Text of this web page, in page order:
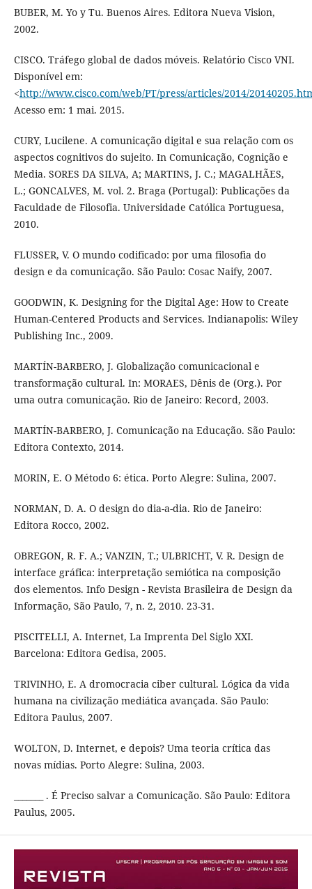
BUBER, M. Yo y Tu. Buenos Aires. Editora Nueva Vision,
2002.
CISCO. Tráfego global de dados móveis. Relatório Cisco VNI.
Disponível em:
<http://www.cisco.com/web/PT/press/articles/2014/
Acesso em: 1 mai. 2015.
CURY, Lucilene. A comunicação digital e sua relação com os
aspectos cognitivos do sujeito. In Comunicação, Cognição e
Media. SORES DA SILVA, A; MARTINS, J. C.; MAGALHÃES,
L.; GONCALVES, M. vol. 2. Braga (Portugal): Publicações da
Faculdade de Filosofia. Universidade Católica Portuguesa,
2010.
FLUSSER, V. O mundo codificado: por uma filosofia do
design e da comunicação. São Paulo: Cosac Naify, 2007.
GOODWIN, K. Designing for the Digital Age: How to Create
Human-Centered Products and Services. Indianapolis: Wiley
Publishing Inc., 2009.
MARTÍN-BARBERO, J. Globalização comunicacional e
transformação cultural. In: MORAES, Dênis de (Org.). Por
uma outra comunicação. Rio de Janeiro: Record, 2003.
MARTÍN-BARBERO, J. Comunicação na Educação. São Paulo:
Editora Contexto, 2014.
MORIN, E. O Método 6: ética. Porto Alegre: Sulina, 2007.
NORMAN, D. A. O design do dia-a-dia. Rio de Janeiro:
Editora Rocco, 2002.
OBREGON, R. F. A.; VANZIN, T.; ULBRICHT, V. R. Design de
interface gráfica: interpretação semiótica na composição
dos elementos. Info Design - Revista Brasileira de Design da
Informação, São Paulo, 7, n. 2, 2010. 23-31.
PISCITELLI, A. Internet, La Imprenta Del Siglo XXI.
Barcelona: Editora Gedisa, 2005.
TRIVINHO, E. A dromocracia ciber cultural. Lógica da vida
humana na civilização mediática avançada. São Paulo:
Editora Paulus, 2007.
WOLTON, D. Internet, e depois? Uma teoria crítica das
novas mídias. Porto Alegre: Sulina, 2003.
_______ . É Preciso salvar a Comunicação. São Paulo: Editora
Paulus, 2005.